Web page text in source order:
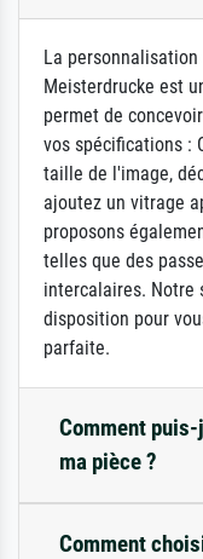
La
Meisterdrucke est
permet de
vos spécifications :
taille de l'image,
ajoutez un vitrage
proposons
telles que des
intercalaires. Notre
disposition pour
parfaite.
Comment
ma pièce ?
Comment